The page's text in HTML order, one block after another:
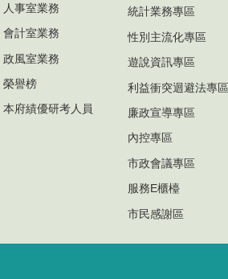
人事室業務
會計室業務
政風室業務
榮譽榜
本府績優研考人員
統計業務專區
性別主流化專區
遊說資訊專區
利益衝突迴避法專區
廉政宣導專區
內控專區
市政會議專區
服務E櫃檯
市民感謝區